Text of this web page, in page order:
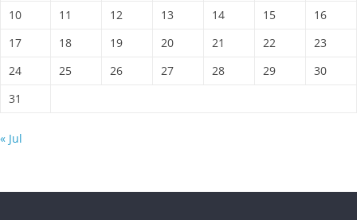
10
11 12 13 14 15
16
17
18 19 20 21 22
23
24
25 26 27 28 29
30
31
« Jul